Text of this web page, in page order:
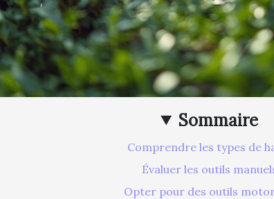
Sommaire
Comprendre les types de
Évaluer les outils
Opter pour des outils